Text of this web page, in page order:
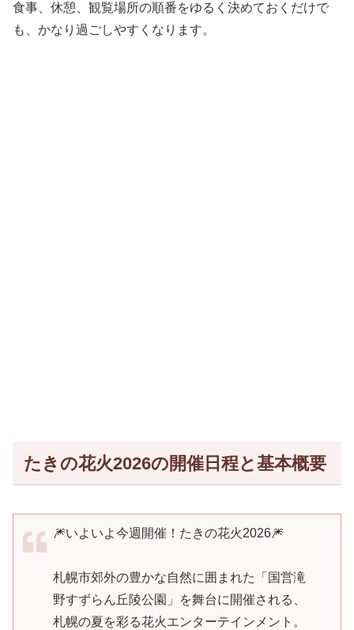
食事、休憩、観覧場所の順番をゆるく決めておくだけで
も、かなり過ごしやすくなります。
たきの花火2026の開催日程と基本概要
🎆いよいよ今週開催！たきの花火2026🎆
札幌市郊外の豊かな自然に囲まれた「国営滝
野すずらん丘陵公園」を舞台に開催される、
札幌の夏を彩る花火エンターテインメント。